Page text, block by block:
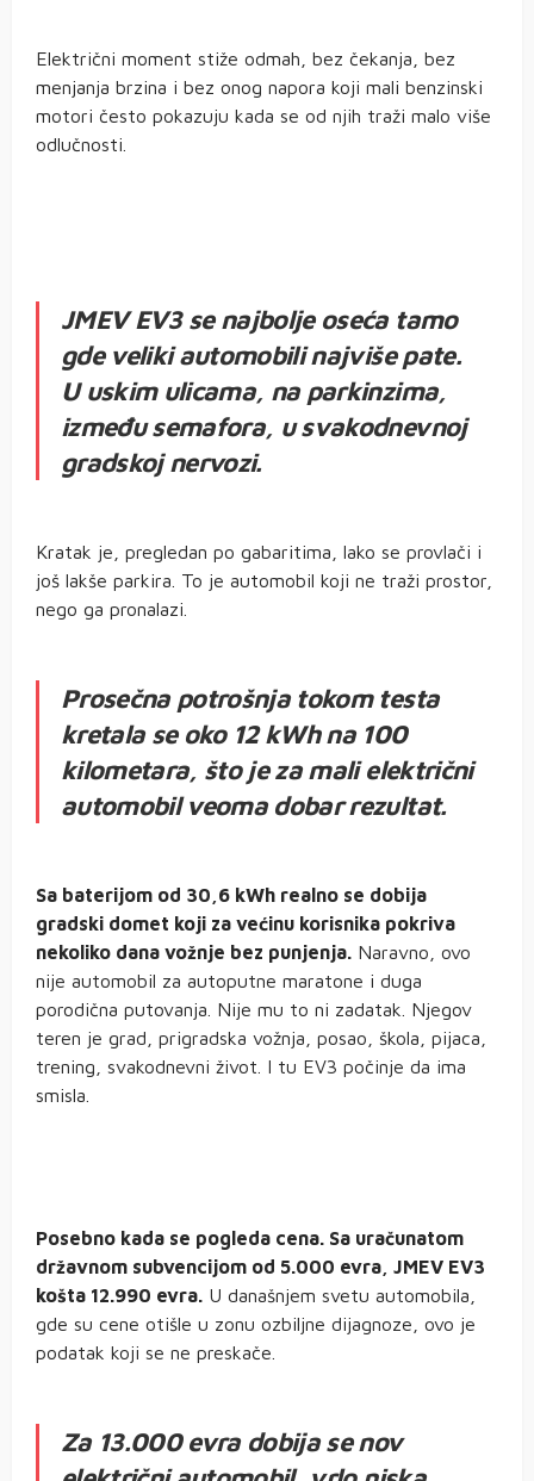
Električni moment stiže odmah, bez čekanja, bez
menjanja brzina i bez onog napora koji mali benzinski
motori često pokazuju kada se od njih traži malo više
odlučnosti.
JMEV EV3 se najbolje oseća tamo
gde veliki automobili najviše pate.
U uskim ulicama, na parkinzima,
između semafora, u svakodnevnoj
gradskoj nervozi.
Kratak je, pregledan po gabaritima, lako se provlači i
još lakše parkira. To je automobil koji ne traži prostor,
nego ga pronalazi.
Prosečna potrošnja tokom testa
kretala se oko 12 kWh na 100
kilometara, što je za mali električni
automobil veoma dobar rezultat.
Sa baterijom od 30,6 kWh realno se dobija
gradski domet koji za većinu korisnika pokriva
nekoliko dana vožnje bez punjenja. Naravno, ovo
nije automobil za autoputne maratone i duga
porodična putovanja. Nije mu to ni zadatak. Njegov
teren je grad, prigradska vožnja, posao, škola, pijaca,
trening, svakodnevni život. I tu EV3 počinje da ima
smisla.
Posebno kada se pogleda cena. Sa uračunatom
državnom subvencijom od 5.000 evra, JMEV EV3
košta 12.990 evra. U današnjem svetu automobila,
gde su cene otišle u zonu ozbiljne dijagnoze, ovo je
podatak koji se ne preskače.
Za 13.000 evra dobija se nov